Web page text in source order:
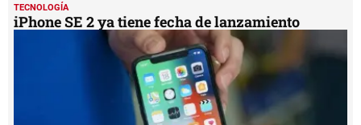
TECNOLOGÍA
iPhone SE 2 ya tiene fecha de lanzamiento